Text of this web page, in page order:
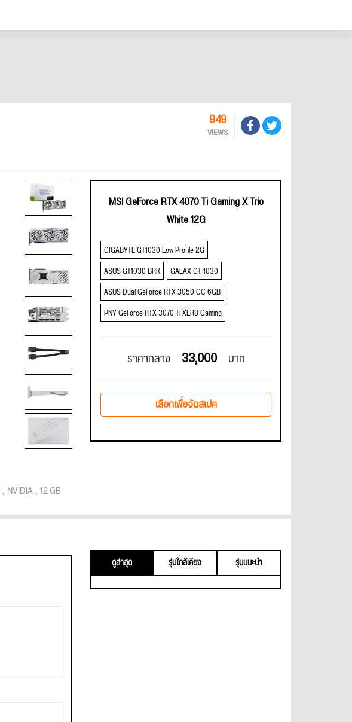
949
VIEWS
NVIDIA 12 GB
MSI GeForce RTX 4070 Ti Gaming X Trio
White 12G
GIGABYTE GT1030 Low Profile 2G
ASUS GT1030 BRK
GALAX GT 1030
ASUS Dual GeForce RTX 3050 OC 6GB
PNY GeForce RTX 3070 Ti XLR8 Gaming
ราคากลาง 33,000 บาท
เลือกเพื่อจัดสเปค
ดูล่าสุด รุ่นใกล้เคียง รุ่นแนะนำ